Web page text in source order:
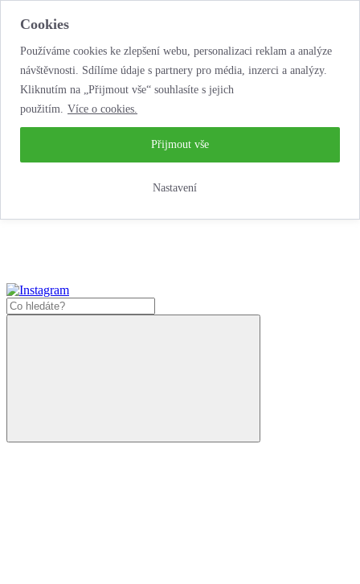
Cookies
Používáme cookies ke zlepšení webu, personalizaci reklam a analýze
návštěvnosti. Sdílíme údaje s partnery pro média, inzerci a analýzy.
Kliknutím na „Přijmout vše“ souhlasíte s jejich
použitím. Více o cookies.
Nastavení
Přijmout vše
...neobyčejná autopůjčovna!